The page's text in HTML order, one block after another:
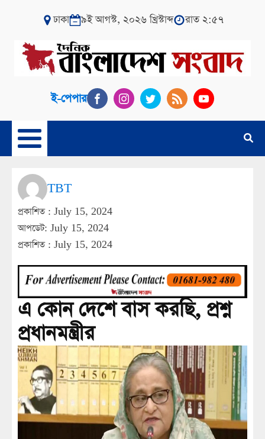
ঢাকা ৯ই আগস্ট, ২০২৬ খ্রিস্টাব্দ রাত ২:৫৭
ই-পেপার
TBT
প্রকাশিত : July 15, 2024
আপডেট: July 15, 2024
প্রকাশিত : July 15, 2024
এ কোন দেশে বাস করছি, প্রশ্ন
প্রধানমন্ত্রীর